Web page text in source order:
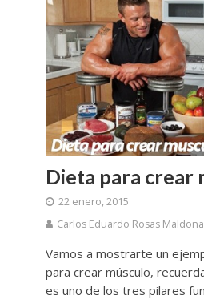
Dieta para crear
22 enero, 2015
Carlos Eduardo Rosas
Vamos a mostrarte un
para crear músculo,
es uno de los tres pilares